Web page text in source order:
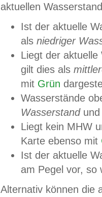
aktuellen
Ist der aktuelle
als niedriger
Liegt der
gilt dies als
mit Grün
Wasserstände
Wasserstandund
Liegt kein MHW
Karte ebenso mit
Ist der aktuelle
am Pegel vor,
Alternativ können die